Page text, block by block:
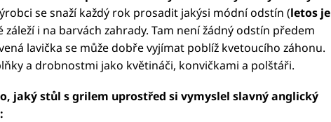
se snaží každý rok prosadit jakýsi módní odstín (letos je
záleží i na barvách zahrady. Tam není žádný odstín předem
lavička se může dobře vyjímat poblíž kvetoucího záhonu.
a drobnostmi jako květináči, konvičkami a polštáři.
jaký stůl s grilem uprostřed si vymyslel slavný anglický